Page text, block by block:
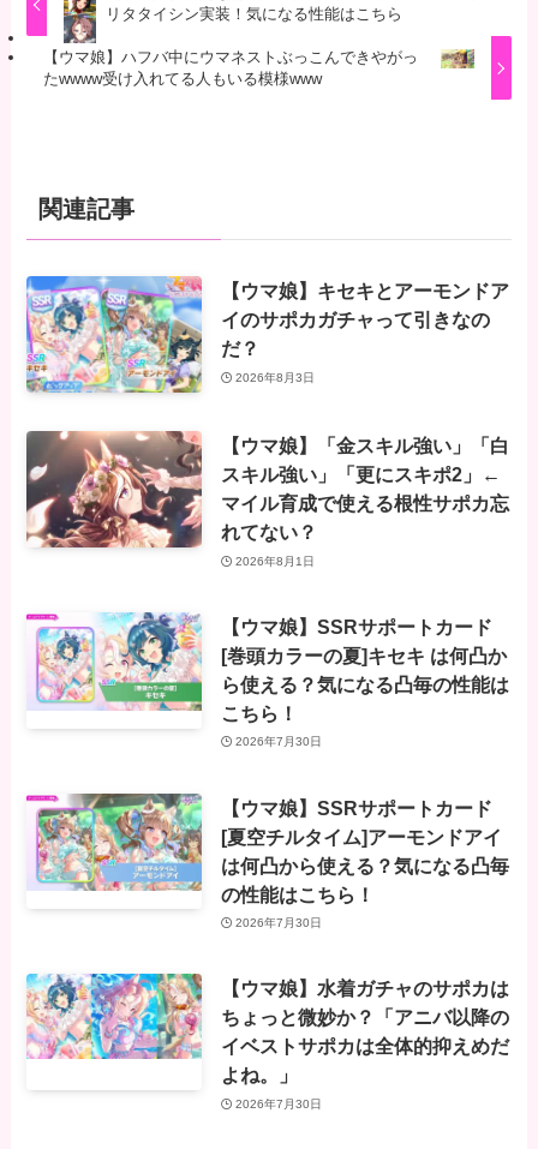
リタタイシン実装！気になる性能はこちら
【ウマ娘】ハフバ中にウマネストぶっこんできやがっ
たwwww受け入れてる人もいる模様www
関連記事
【ウマ娘】キセキとアーモンドア
イのサポカガチャって引きなの
だ？
2026年8月3日
【ウマ娘】「金スキル強い」「白
スキル強い」「更にスキポ2」←
マイル育成で使える根性サポカ忘
れてない？
2026年8月1日
【ウマ娘】SSRサポートカード
[巻頭カラーの夏]キセキ は何凸か
ら使える？気になる凸毎の性能は
こちら！
2026年7月30日
【ウマ娘】SSRサポートカード
[夏空チルタイム]アーモンドアイ
は何凸から使える？気になる凸毎
の性能はこちら！
2026年7月30日
【ウマ娘】水着ガチャのサポカは
ちょっと微妙か？「アニバ以降の
イベストサポカは全体的抑えめだ
よね。」
2026年7月30日